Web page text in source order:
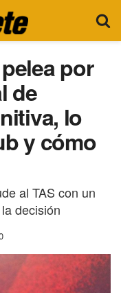
por
de
lo
y cómo
al TAS con un
decisión